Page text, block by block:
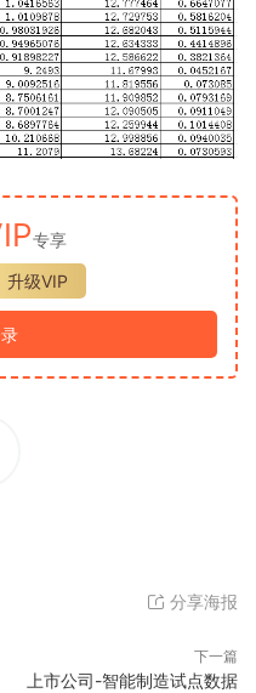
专享
升级VIP
分享海报
下一篇
上市公司-智能制造试点数据